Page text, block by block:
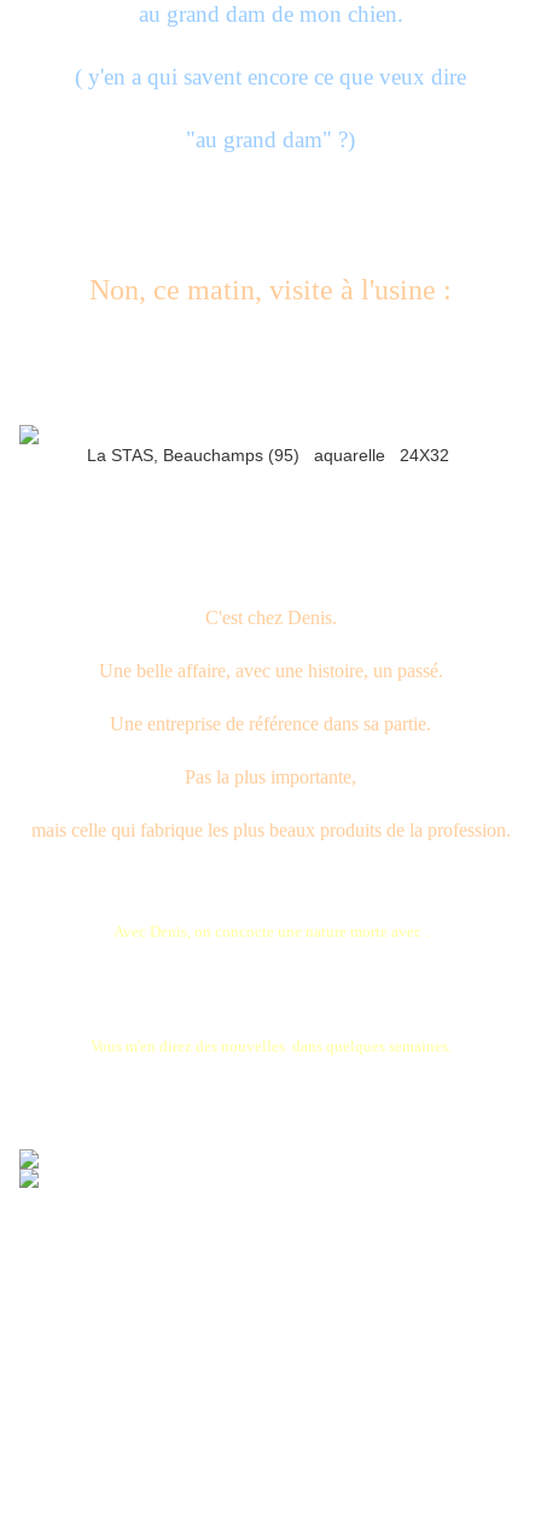
au grand dam de mon chien.
( y'en a qui savent encore ce que veux dire
"au grand dam" ?)
Non, ce matin, visite à l'usine :
La STAS, Beauchamps (95) aquarelle 24X32
C'est chez Denis.
Une belle affaire, avec une histoire, un passé.
Une entreprise de référence dans sa partie.
Pas la plus importante,
mais celle qui fabrique les plus beaux produits de la profession.
Avec Denis, on concocte une nature morte avec .
Vous m'en direz des nouvelles dans quelques semaines.